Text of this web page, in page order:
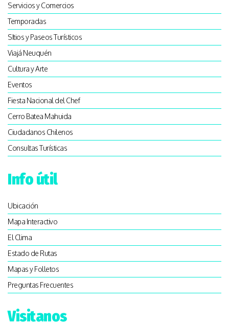
Servicios y Comercios
Temporadas
SItios y Paseos Turísticos
Viajá Neuquén
Cultura y Arte
Eventos
Fiesta Nacional del Chef
Cerro Batea Mahuida
Ciudadanos Chilenos
Consultas Turísticas
Info útil
Ubicación
Mapa Interactivo
El Clima
Estado de Rutas
Mapas y Folletos
Preguntas Frecuentes
Visitanos